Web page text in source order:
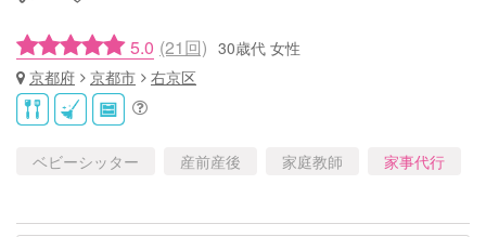
5.0 (21回) 30歳代 女性
京都府
京都市 右京区
ベビーシッター 産前産後 家庭教師 家事代行